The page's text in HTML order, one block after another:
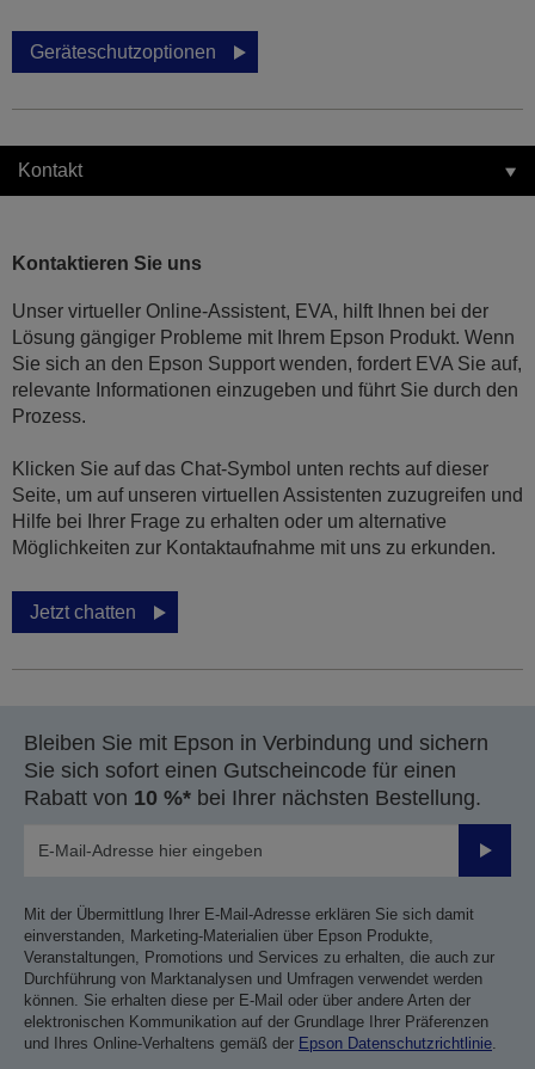
Geräteschutzoptionen
Kontakt
Kontaktieren Sie uns
Unser virtueller Online-Assistent, EVA, hilft Ihnen bei der
Lösung gängiger Probleme mit Ihrem Epson Produkt. Wenn
Sie sich an den Epson Support wenden, fordert EVA Sie auf,
relevante Informationen einzugeben und führt Sie durch den
Prozess.
Klicken Sie auf das Chat-Symbol unten rechts auf dieser
Seite, um auf unseren virtuellen Assistenten zuzugreifen und
Hilfe bei Ihrer Frage zu erhalten oder um alternative
Möglichkeiten zur Kontaktaufnahme mit uns zu erkunden.
Jetzt chatten
Bleiben Sie mit Epson in Verbindung und sichern
Sie sich sofort einen Gutscheincode für einen
Rabatt von 10 %* bei Ihrer nächsten Bestellung.
Mit der Übermittlung Ihrer E-Mail-Adresse erklären Sie sich damit
einverstanden, Marketing-Materialien über Epson Produkte,
Veranstaltungen, Promotions und Services zu erhalten, die auch zur
Durchführung von Marktanalysen und Umfragen verwendet werden
können. Sie erhalten diese per E-Mail oder über andere Arten der
elektronischen Kommunikation auf der Grundlage Ihrer Präferenzen
und Ihres Online-Verhaltens gemäß der Epson Datenschutzrichtlinie.